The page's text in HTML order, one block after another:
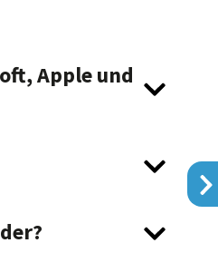
Apple und